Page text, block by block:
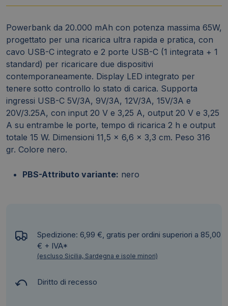
C
nero
-
NXPW65WPRO
quantità
Powerbank da 20.000 mAh con potenza massima 65W,
progettato per una ricarica ultra rapida e pratica, con
cavo USB-C integrato e 2 porte USB-C (1 integrata + 1
standard) per ricaricare due dispositivi
contemporaneamente. Display LED integrato per
tenere sotto controllo lo stato di carica. Supporta
ingressi USB-C 5V/3A, 9V/3A, 12V/3A, 15V/3A e
20V/3.25A, con input 20 V e 3,25 A, output 20 V e 3,25
A su entrambe le porte, tempo di ricarica 2 h e output
totale 15 W. Dimensioni 11,5 x 6,6 x 3,3 cm. Peso 316
gr. Colore nero.
PBS-Attributo variante: nero
Spedizione: 6,99 €, gratis per ordini superiori a 85,00
€ + IVA*
(escluso Sicilia, Sardegna e isole minori)
Diritto di recesso